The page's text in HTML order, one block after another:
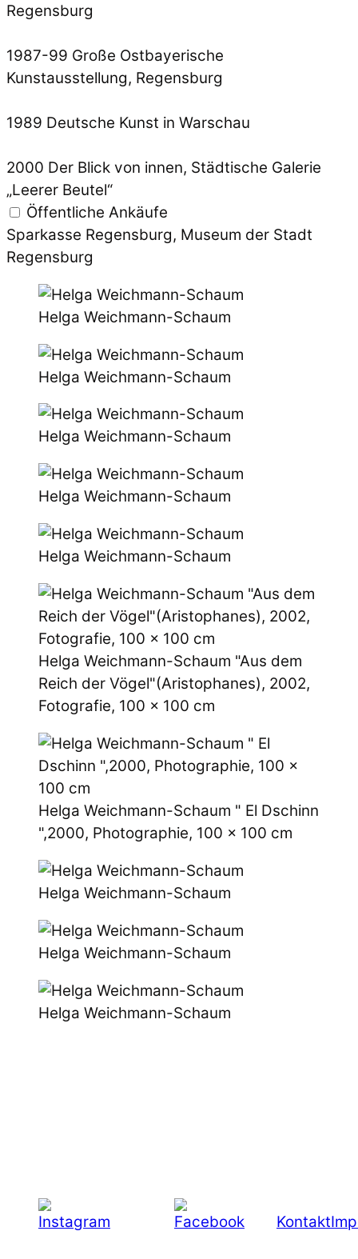
Regensburg
1987-99 Große Ostbayerische
Kunstausstellung, Regensburg
1989 Deutsche Kunst in Warschau
2000 Der Blick von innen, Städtische Galerie
„Leerer Beutel“
Öffentliche Ankäufe
Sparkasse Regensburg, Museum der Stadt
Regensburg
Helga Weichmann-Schaum
Helga Weichmann-Schaum
Helga Weichmann-Schaum
Helga Weichmann-Schaum
Helga Weichmann-Schaum
Helga Weichmann-Schaum "Aus dem
Reich der Vögel"(Aristophanes), 2002,
Fotografie, 100 x 100 cm
Helga Weichmann-Schaum " El Dschinn
",2000, Photographie, 100 x 100 cm
Helga Weichmann-Schaum
Helga Weichmann-Schaum
Helga Weichmann-Schaum
Kontakt